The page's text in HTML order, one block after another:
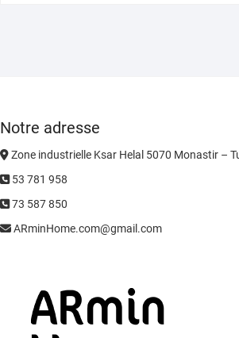
Notre adresse
Zone industrielle Ksar Helal 5070 Monastir –
53 781 958
73 587 850
ARminHome.com@gmail.com